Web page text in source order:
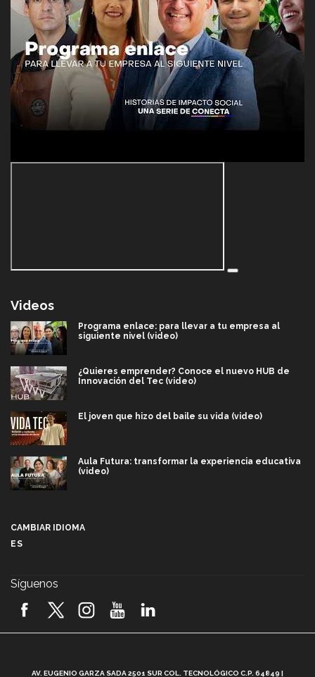
Videos
Programa enlace: para llevar a tu empresa al
siguiente nivel (video)
¿Quieres emprender? Conoce el nuevo HUB de
Innovación del Tec (video)
El joven que hizo del baile su vida (video)
Aula Futura: transformar la experiencia educativa
(video)
2026! (video)
CAMBIAR IDIOMA
ES
Síguenos
AV. EUGENIO GARZA SADA 2501 SUR COL. TECNOLÓGICO C.P. 64849 |